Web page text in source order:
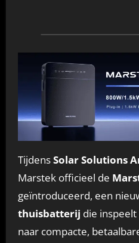
TijdensSolar Solutions
Marstek officieel de
geïntroduceerd, een
thuisbatterij die
naar compacte,